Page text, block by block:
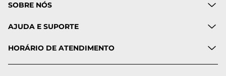
SOBRE NÓS
AJUDA E SUPORTE
HORÁRIO DE ATENDIMENTO